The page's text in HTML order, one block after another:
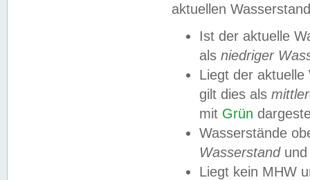
aktuellen
Ist der aktuelle
als niedriger
Liegt der
gilt dies als
mit Grün
Wasserstände
Wasserstandund
Liegt kein MHW